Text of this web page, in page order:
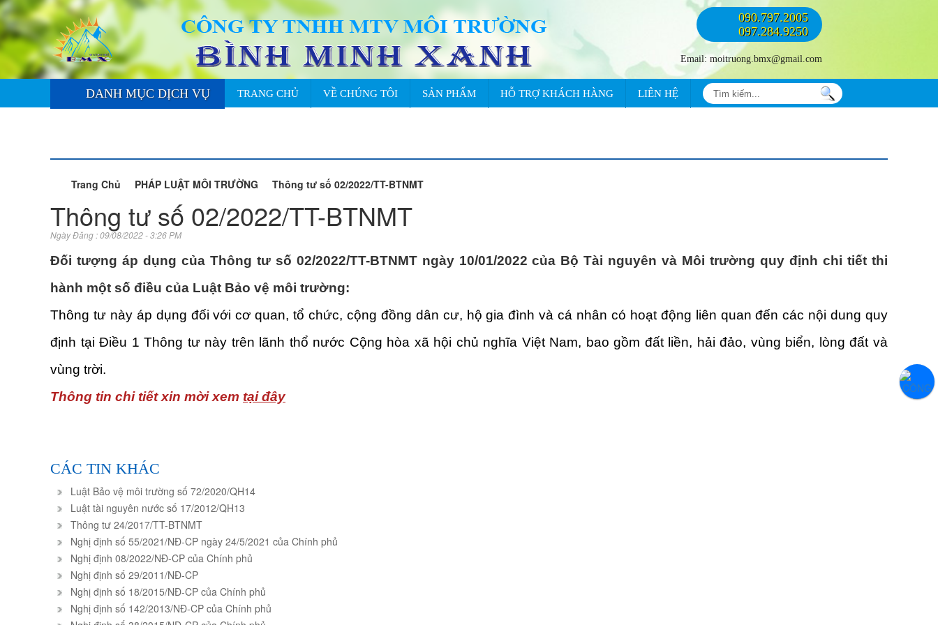
090.797.2005
097.284.9250
Email: moitruong.bmx@gmail.com
DANH MỤC DỊCH VỤ TRANG CHỦ VỀ CHÚNG TÔI SẢN PHẨM HỖ TRỢ KHÁCH HÀNG LIÊN HỆ
Trang Chủ PHÁP LUẬT MÔI TRƯỜNG Thông tư số 02/2022/TT-BTNMT
Thông tư số 02/2022/TT-BTNMT
Ngày Đăng : 09/08/2022 - 3:26 PM
Đối tượng áp dụng của Thông tư số 02/2022/TT-BTNMT ngày 10/01/2022 của Bộ Tài nguyên và Môi trường quy định chi tiết thi
hành một số điều của Luật Bảo vệ môi trường:
Thông tư này áp dụng đối với cơ quan, tổ chức, cộng đồng dân cư, hộ gia đình và cá nhân có hoạt động liên quan đến các nội dung quy
định tại Điều 1 Thông tư này trên lãnh thổ nước Cộng hòa xã hội chủ nghĩa Việt Nam, bao gồm đất liền, hải đảo, vùng biển, lòng đất và
vùng trời.
Thông tin chi tiết xin mời xem tại đây
CÁC TIN KHÁC
Luật Bảo vệ môi trường số 72/2020/QH14
Luật tài nguyên nước số 17/2012/QH13
Thông tư 24/2017/TT-BTNMT
Nghị định số 55/2021/NĐ-CP ngày 24/5/2021 của Chính phủ
Nghị định 08/2022/NĐ-CP của Chính phủ
Nghị định số 29/2011/NĐ-CP
Nghị định số 18/2015/NĐ-CP của Chính phủ
Nghị định số 142/2013/NĐ-CP của Chính phủ